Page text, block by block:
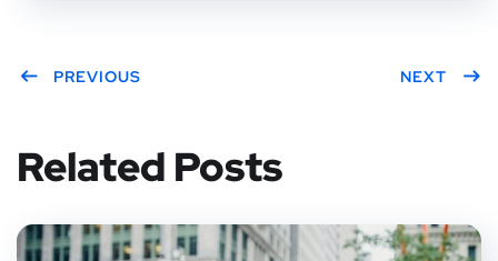
PREVIOUS NEXT
Related Posts